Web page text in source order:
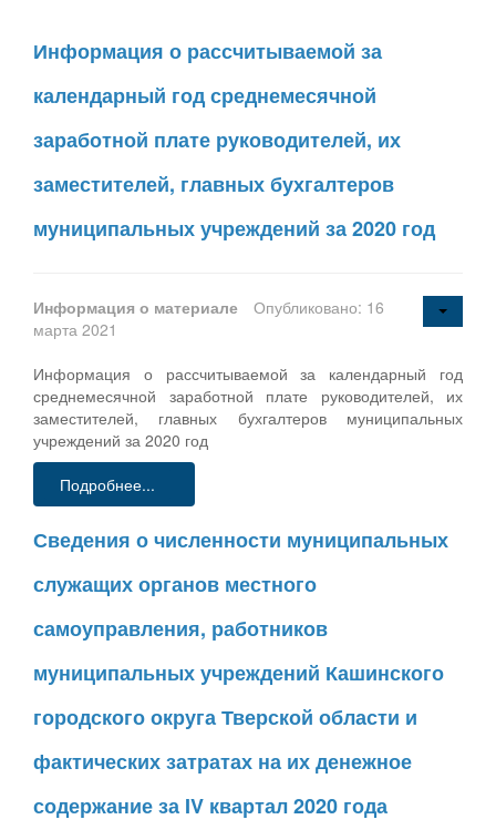
Информация о рассчитываемой за
календарный год среднемесячной
заработной плате руководителей, их
заместителей, главных бухгалтеров
муниципальных учреждений за 2020 год
Информация о материале
Опубликовано: 16
марта 2021
Информация о рассчитываемой за календарный год
среднемесячной заработной плате руководителей, их
заместителей, главных бухгалтеров муниципальных
учреждений за 2020 год
Подробнее...
Сведения о численности муниципальных
служащих органов местного
самоуправления, работников
муниципальных учреждений Кашинского
городского округа Тверской области и
фактических затратах на их денежное
содержание за IV квартал 2020 года